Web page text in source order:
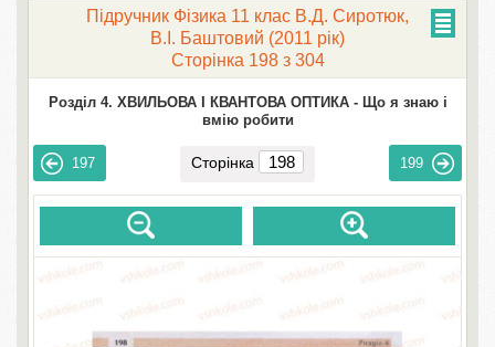
Підручник Фізика 11 клас В.Д. Сиротюк,
В.І. Баштовий (2011 рік)
Сторінка 198 з 304
Розділ 4. ХВИЛЬОВА І КВАНТОВА ОПТИКА - Що я знаю і
вмію робити
197 Сторінка 199